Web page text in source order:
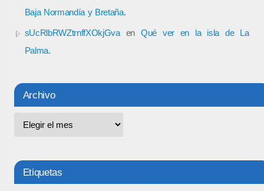
Baja Normandía y Bretaña.
sUcRlbRWZtrnffXOkjGvaen Qué ver en la isla de La
Palma.
Archivo
Etiquetas